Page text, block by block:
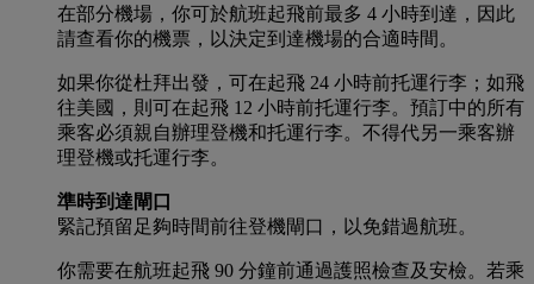
在部分機場，你可於航班起飛前最多 4 小時到達，因此
請查看你的機票，以決定到達機場的合適時間。
如果你從杜拜出發，可在起飛 24 小時前托運行李；如飛
往美國，則可在起飛 12 小時前托運行李。預訂中的所有
乘客必須親自辦理登機和托運行李。不得代另一乘客辦
理登機或托運行李。
準時到達閘口
緊記預留足夠時間前往登機閘口，以免錯過航班。
你需要在航班起飛 90 分鐘前通過護照檢查及安檢。若乘